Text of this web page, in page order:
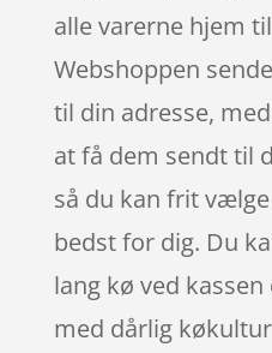
alle varerne hjem
Webshoppen
til din adresse,
at få dem sendt til
så du kan frit
bedst for dig. Du
lang kø ved
med dårlig